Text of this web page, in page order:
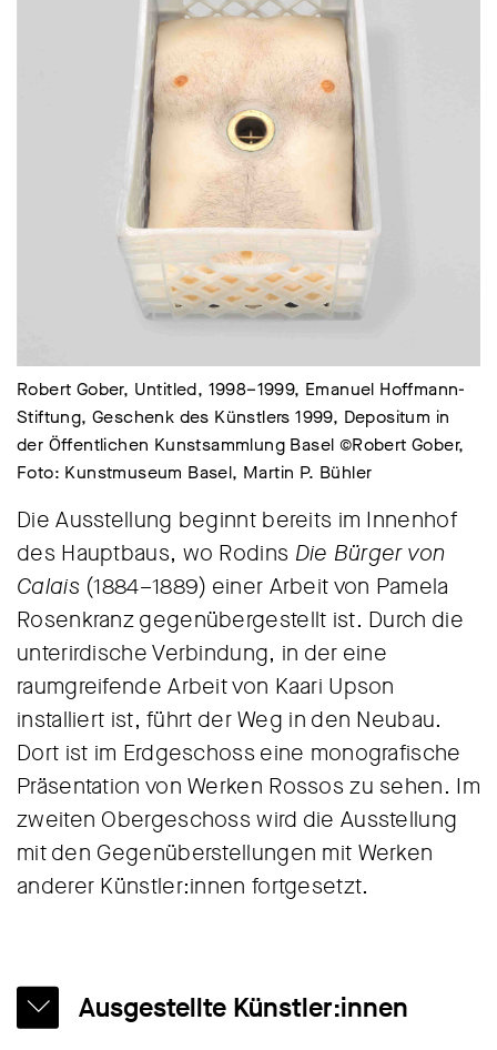
Robert Gober, Untitled, 1998–1999, Emanuel Hoffmann-
Stiftung, Geschenk des Künstlers 1999, Depositum in
der Öffentlichen Kunstsammlung Basel ©Robert Gober,
Foto: Kunstmuseum Basel, Martin P. Bühler
Die Ausstellung beginnt bereits im Innenhof
des Hauptbaus, wo Rodins Die Bürger von
Calais (1884–1889) einer Arbeit von Pamela
Rosenkranz gegenübergestellt ist. Durch die
unterirdische Verbindung, in der eine
raumgreifende Arbeit von Kaari Upson
installiert ist, führt der Weg in den Neubau.
Dort ist im Erdgeschoss eine monografische
Präsentation von Werken Rossos zu sehen. Im
zweiten Obergeschoss wird die Ausstellung
mit den Gegenüberstellungen mit Werken
anderer Künstler:innen fortgesetzt.
Ausgestellte Künstler:innen